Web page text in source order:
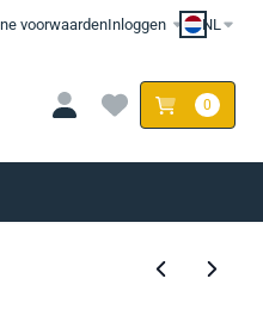
voorwaardenInloggen NL
0